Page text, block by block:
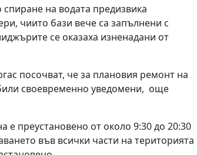
на водата предизвика
чиито бази вече са запълнени с
се оказаха изненадани от
посочват, че за плановия ремонт на
своевременно уведомени, още
е преустановено от около 9:30 до 20:30
във всички части на територията